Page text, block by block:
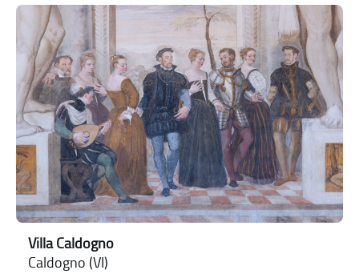
Villa Caldogno
Caldogno (VI)